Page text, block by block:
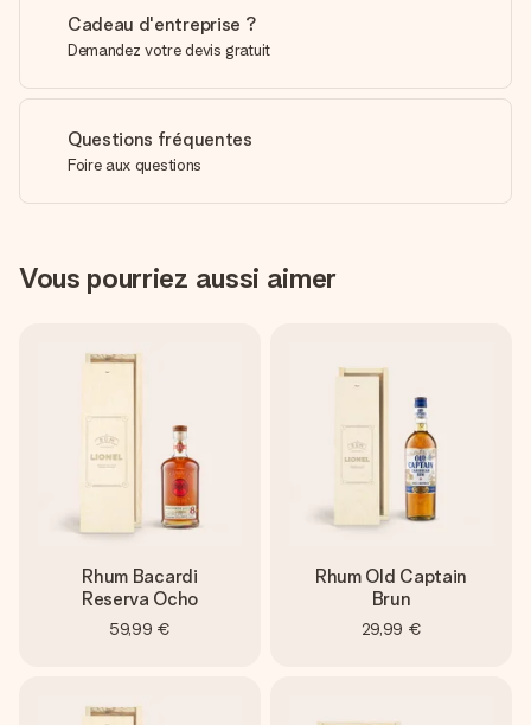
Cadeau d'entreprise ?
Demandez votre devis gratuit
Questions fréquentes
Foire aux questions
Vous pourriez aussi aimer
Rhum Bacardi
Reserva Ocho
59,99 €
Rhum Old Captain
Brun
29,99 €